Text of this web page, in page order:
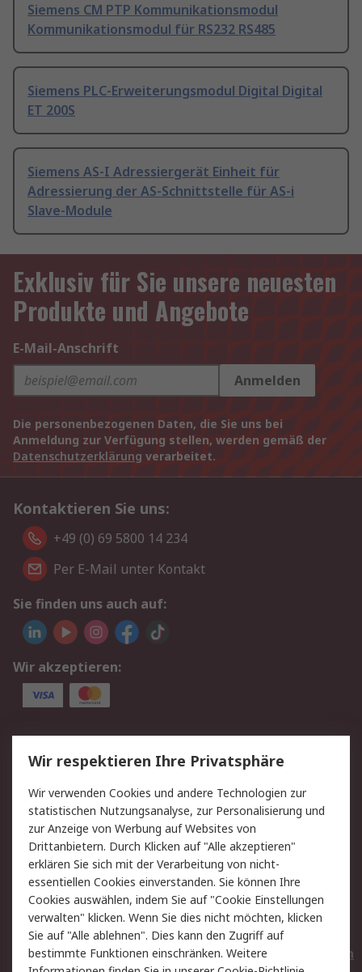
Siemens CM PTP Kommunikationsmodul
Kommunikationsmodul für RS232 RS485
Siemens PLC-Erweiterungsmodul Digital Digital
ET 200S
Siemens AS-I Adressiergerät Einheit für
Adressierung der AS-Schnittstelle für AS-i
Slave-Module
Exklusiv für Sie unsere neuesten
Produkte und Angebote
E-Mail-Anschrift
Anmelden
Die personenbezogenen Daten, die Sie uns bei
Anmeldung zur Verfügung stellen, werden gemäß der
Datenschutzerklärung verarbeitet.
Kontaktieren Sie uns:
+49 (0) 69 5800 14 234
Per E-Mail unter Kontakt
Sie finden uns auch auf:
Wir akzeptieren:
Service
Value Added Services
Lieferlösungen
Rücksendungen
Kontakt
Hilfe
Privatkunden
Rechtliches
AGB
Datenschutz
Cookie-Richtlinie
Zahlungsbedingungen
Copyright/Impressum
Entsorgung
Elektrogeräte/Batterien
Wir respektieren Ihre Privatsphäre
Wir verwenden Cookies und andere Technologien zur
statistischen Nutzungsanalyse, zur Personalisierung und
zur Anzeige von Werbung auf Websites von
Drittanbietern. Durch Klicken auf "Alle akzeptieren"
erklären Sie sich mit der Verarbeitung von nicht-
essentiellen Cookies einverstanden. Sie können Ihre
Cookies auswählen, indem Sie auf "Cookie Einstellungen
verwalten" klicken. Wenn Sie dies nicht möchten, klicken
Sie auf "Alle ablehnen". Dies kann den Zugriff auf
bestimmte Funktionen einschränken. Weitere